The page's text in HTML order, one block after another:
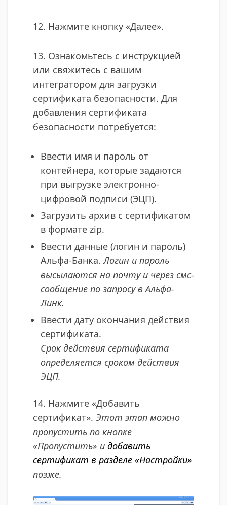
12. Нажмите кнопку «Далее».
13. Ознакомьтесь с инструкцией
или свяжитесь с вашим
интегратором для загрузки
сертификата безопасности. Для
добавления сертификата
безопасности потребуется:
Ввести имя и пароль от
контейнера, которые задаются
при выгрузке электронно-
цифровой подписи (ЭЦП).
Загрузить архив с сертификатом
в формате zip.
Ввести данные (логин и пароль)
Альфа-Банка.Логин и пароль
высылаются на почту и через смс-
сообщение по запросу в Альфа-
Линк.
Ввести дату окончания действия
сертификата.
Срок действия сертификата
определяется сроком действия
ЭЦП.
14. Нажмите «Добавить
сертификат». Этот этап можно
пропустить по кнопке
«Пропустить» и добавить
сертификат в разделе «Настройки»
позже.